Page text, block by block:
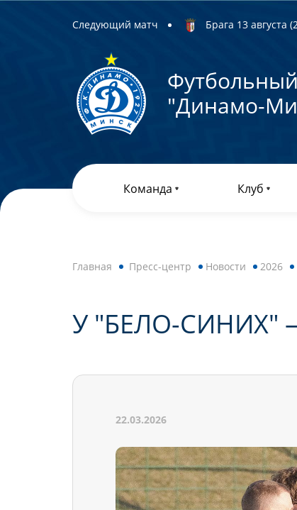
Следующий матч Брага 13 августа
"Динамо-
Команда Клуб
Главная Пресс-центр Новости 2026
У "БЕЛО-СИНИХ"
22.03.2026